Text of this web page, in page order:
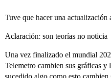
Tuve que hacer una actualización
Aclaración: son teorías no noticia
Una vez finalizado el mundial
Telemetro cambien sus gráficas